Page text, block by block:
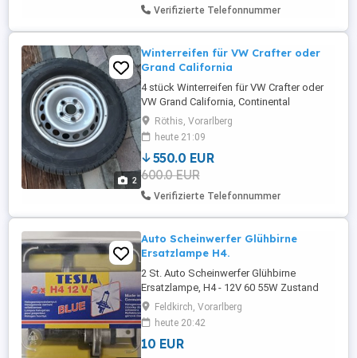
Verifizierte Telefonnummer
2
Winterreifen für VW Crafter oder
Grand California
4 stück Winterreifen für VW Crafter oder
VW Grand California, Continental
Vancontact Winter 235 65 R16c auf
Stahlfelgen, Profil 8mm, DOT 2420
Röthis, Vorarlberg
heute 21:09
550.0 EUR
600.0 EUR
Verifizierte Telefonnummer
Auto Scheinwerfer Glühbirne
Ersatzlampe H4.
2 St. Auto Scheinwerfer Glühbirne
Ersatzlampe, H4 - 12V 60 55W Zustand
neu, waren nie eingebaut, waren als
Ersatz. Preis ist verhandelbar.
Feldkirch, Vorarlberg
heute 20:42
10 EUR